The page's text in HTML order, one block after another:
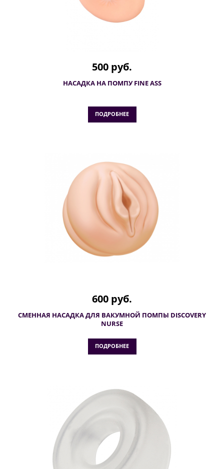
500 руб.
НАСАДКА НА ПОМПУ FINE ASS
ПОДРОБНЕЕ
600 руб.
СМЕННАЯ НАСАДКА ДЛЯ ВАКУМНОЙ ПОМПЫ DISCOVERY
NURSE
ПОДРОБНЕЕ